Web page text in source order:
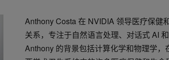
Anthony Costa 在 NVIDIA 领导医疗保健
关系，专注于自然语言处理、对话式 AI
Anthony 的背景包括计算化学和物理学，